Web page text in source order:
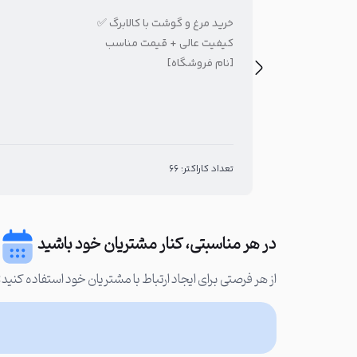
خرید مرغ و گوشت با کالابرگ ✅
کیفیت عالی + قیمت مناسب
[نام فروشگاه]
تعداد کاراکتر: 66
در هر مناسبتی، کنار مشتریان خود باشید
از هر فرصتی برای ایجاد ارتباط با مشتریان خود استفاده